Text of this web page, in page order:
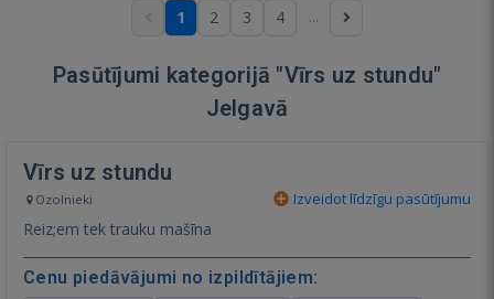
1 2 3 4 ...
Pasūtījumi kategorijā "Vīrs uz stundu"
Jelgavā
Vīrs uz stundu
Ozolnieki Izveidot līdzīgu pasūtījumu
Reiz;em tek trauku mašīna
Cenu piedāvājumi no izpildītājiem: